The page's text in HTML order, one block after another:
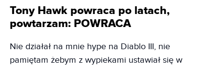
Tony Hawk powraca po latach,
powtarzam: POWRACA
Nie działał na mnie hype na Diablo III, nie
pamiętam żebym z wypiekami ustawiał się w